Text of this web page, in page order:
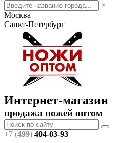
×
Москва
Санкт-Петербург
Интернет-магазин
продажа ножей оптом
+7 (499) 404-03-93